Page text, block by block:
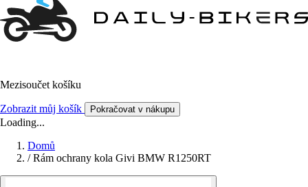
Mezisoučet košíku
Zobrazit můj košík Pokračovat v nákupu
Loading...
Domů
/ Rám ochrany kola Givi BMW R1250RT